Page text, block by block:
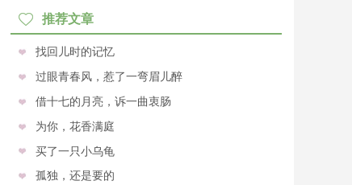
推荐文章
找回儿时的记忆
过眼青春风，惹了一弯眉儿醉
借十七的月亮，诉一曲衷肠
为你，花香满庭
买了一只小乌龟
孤独，还是要的